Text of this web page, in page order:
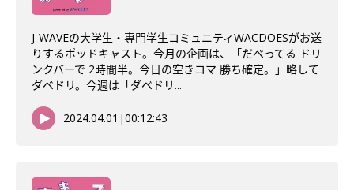
J-WAVEの大学生・専門学生コミュニティWACDOESがお送
りするポッドキャスト。今月の企画は、「だべってる ドリ
ンクバーで 2時間半。今日の空きコマ 勝ち確定。」略して
ダベドリ。今週は「ダベドリ...
2024.04.01 |00:12:43